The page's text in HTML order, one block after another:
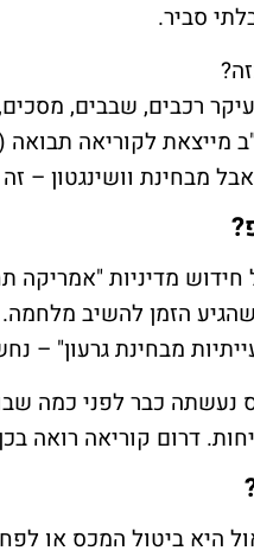
סביר.
רכבים, שבבים,
לקוריאה תבואה
מבחינת וושינגטון –
חידוש מדיניות
מבחינת גרעון" –
נעשתה כבר לפני כמה
דרום קוריאה רואה
היא ביטול המכס או